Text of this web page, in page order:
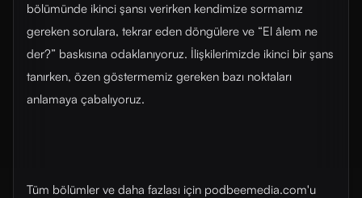
bölümünde ikinci şansı verirken kendimize sormamız
gereken sorulara, tekrar eden döngülere ve “El âlem ne
der?” baskısına odaklanıyoruz. İlişkilerimizde ikinci bir şans
tanırken, özen göstermemiz gereken bazı noktaları
anlamaya çabalıyoruz.
Tüm bölümler ve daha fazlası için ⁠⁠⁠⁠⁠⁠⁠⁠⁠⁠⁠⁠⁠⁠⁠⁠⁠⁠⁠⁠⁠⁠⁠⁠⁠⁠⁠⁠⁠⁠⁠⁠⁠⁠⁠⁠⁠⁠⁠⁠podbeemedia.com⁠⁠⁠⁠⁠⁠⁠⁠⁠⁠⁠⁠⁠⁠⁠⁠⁠⁠⁠⁠⁠⁠⁠⁠⁠⁠⁠⁠⁠⁠⁠⁠⁠⁠⁠⁠⁠⁠⁠⁠'u